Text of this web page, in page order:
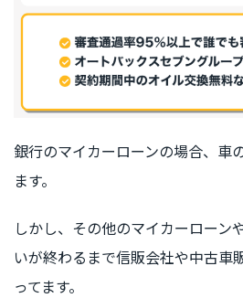
銀行のマイカーローンの場合、車
ます。
しかし、その他のマイカーローン
いが終わるまで信販会社や中古車
ってます。